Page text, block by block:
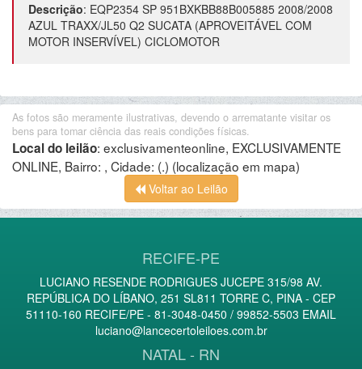
Descrição: EQP2354 SP 951BXKBB88B005885 2008/2008
AZUL TRAXX/JL50 Q2 SUCATA (APROVEITÁVEL COM
MOTOR INSERVÍVEL) CICLOMOTOR
As fotos são meramente ilustrativas, devendo o arrematante visitar os
bens para tomar ciência das reais condições físicas.
Local do leilão: exclusivamenteonline, EXCLUSIVAMENTE
ONLINE, Bairro: , Cidade: (.) (localização em mapa)
Voltar ao Leilão
RECIFE-PE
LUCIANO RESENDE RODRIGUES JUCEPE 315/98 AV.
REPÚBLICA DO LÍBANO, 251 SL811 TORRE C, PINA - CEP
51110-160 RECIFE/PE - 81-3048-0450 / 99852-5503 EMAIL
luciano@lancecertoleiloes.com.br
NATAL - RN